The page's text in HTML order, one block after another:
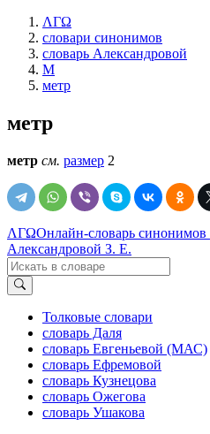
ΛΓΩ
словари синонимов
словарь Александровой
М
метр
метр
метр см. размер 2
ΛΓΩОнлайн-словарь синонимов
Александровой З. Е.
Толковые словари
словарь Даля
словарь Евгеньевой (МАС)
словарь Ефремовой
словарь Кузнецова
словарь Ожегова
словарь Ушакова